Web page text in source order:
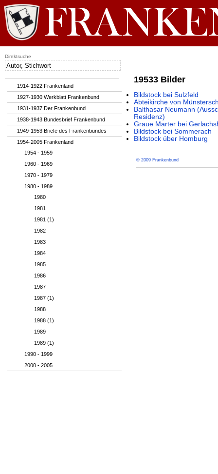
19533 Bilder
Bildstock bei Sulzfeld
Abteikirche von
Balthasar Neumann
Residenz)
Graue Marter bei
Bildstock bei Sommerach
Bildstock über Homburg
© 2009 Frankenbund
1914-1922 Frankenland
1927-1930 Werkblatt Frankenbund
1931-1937 Der Frankenbund
1938-1943 Bundesbrief Frankenbund
1949-1953 Briefe des Frankenbundes
1954-2005 Frankenland
1954 - 1959
1960 - 1969
1970 - 1979
1980 - 1989
1980
1981
1981 (1)
1982
1983
1984
1985
1986
1987
1987 (1)
1988
1988 (1)
1989
1989 (1)
1990 - 1999
2000 - 2005
Direktsuche